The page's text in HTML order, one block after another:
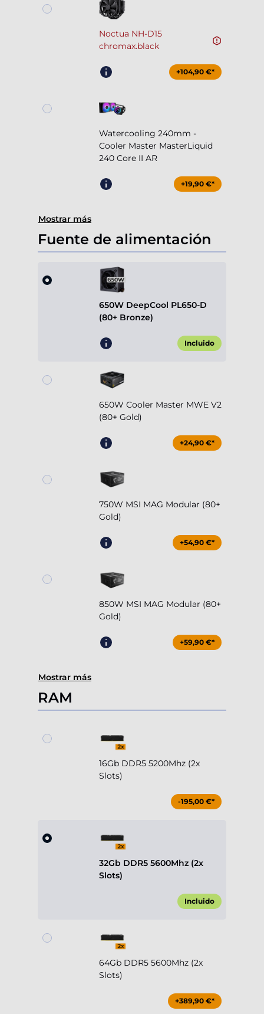
Noctua NH-D15
chromax.black
+104,90 €*
Watercooling 240mm -
Cooler Master MasterLiquid
240 Core II AR
+19,90 €*
Mostrar más
Fuente de alimentación
650W DeepCool PL650-D
(80+ Bronze)
Incluido
650W Cooler Master MWE V2
(80+ Gold)
+24,90 €*
750W MSI MAG Modular (80+
Gold)
+54,90 €*
850W MSI MAG Modular (80+
Gold)
+59,90 €*
Mostrar más
RAM
16Gb DDR5 5200Mhz (2x
Slots)
-195,00 €*
32Gb DDR5 5600Mhz (2x
Slots)
Incluido
64Gb DDR5 5600Mhz (2x
Slots)
+389,90 €*